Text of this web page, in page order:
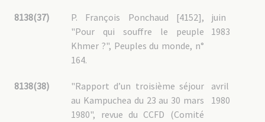
8138(37)
juin
1983
P. François Ponchaud [4152],
"Pour qui souffre le peuple
Khmer ?", Peuples du monde, n°
164.
8138(38)
avril
1980
"Rapport d’un troisième séjour
au Kampuchea du 23 au 30 mars
1980", revue du CCFD (Comité